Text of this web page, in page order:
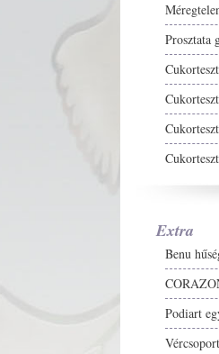
Prosztata
Extra
Benu
Podiart